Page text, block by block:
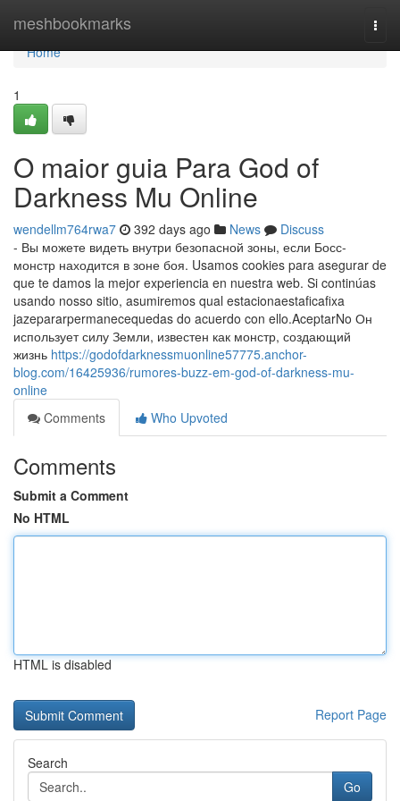
meshbookmarks
Home
Home
1
O maior guia Para God of
Darkness Mu Online
wendellm764rwa7 392 days ago News
Discuss
- Вы можете видеть внутри безопасной зоны, если Босс-
монстр находится в зоне боя. Usamos cookies para asegurar de
que te damos la mejor experiencia en nuestra web. Si continúas
usando nosso sitio, asumiremos qual estacionaestaficafixa
jazepararpermanecequedas do acuerdo con ello.AceptarNo Он
использует силу Земли, известен как монстр, создающий
жизнь https://godofdarknessmuonline57775.anchor-
blog.com/16425936/rumores-buzz-em-god-of-darkness-mu-
online
Comments
Who Upvoted
Comments
Submit a Comment
No HTML
HTML is disabled
Report Page
Search
Go